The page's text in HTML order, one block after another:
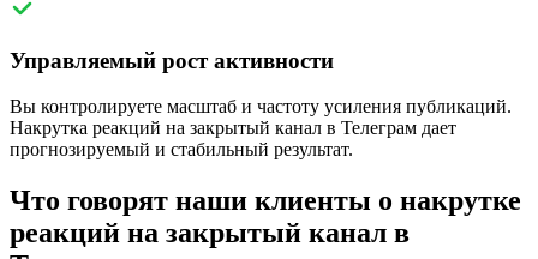
Управляемый рост активности
Вы контролируете масштаб и частоту усиления публикаций.
Накрутка реакций на закрытый канал в Телеграм дает
прогнозируемый и стабильный результат.
Что говорят наши клиенты о накрутке
реакций на закрытый канал в